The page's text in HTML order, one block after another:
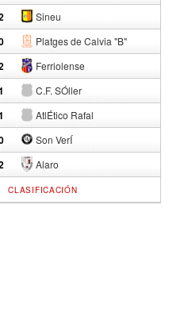
Sineu
Platges de Calvia "B"
Ferriolense
C.F. SÓller
AtlÉtico Rafal
Son VerÍ
Alaro
CLASIFICACIÓN